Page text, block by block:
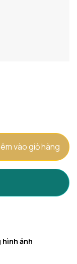
vào giỏ hàng
hình ảnh